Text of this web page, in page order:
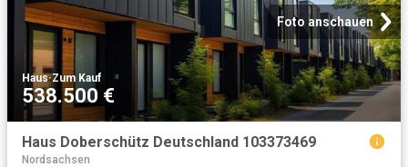
Foto anschauen
Haus·Zum Kauf
538.500 €
Haus Doberschütz Deutschland 103373469
Nordsachsen